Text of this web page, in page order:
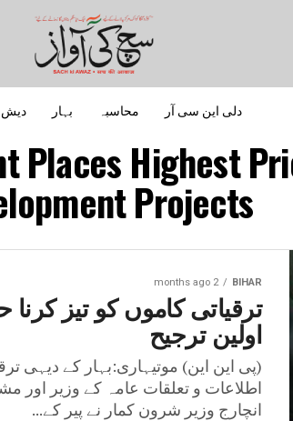
دلی این سی آر محاسبہ بہار دیش
Places Highest
Projects"
BIHAR
2 months ago
ترقیاتی کاموں کو تیز
اولین ترجیح
(پی این این) موتیہاری:بہار کے دیہی
اطلاعات و تعلقات عامہ کے وزیر اور
انچارج وزیر شرون کمار نے پیر کے...